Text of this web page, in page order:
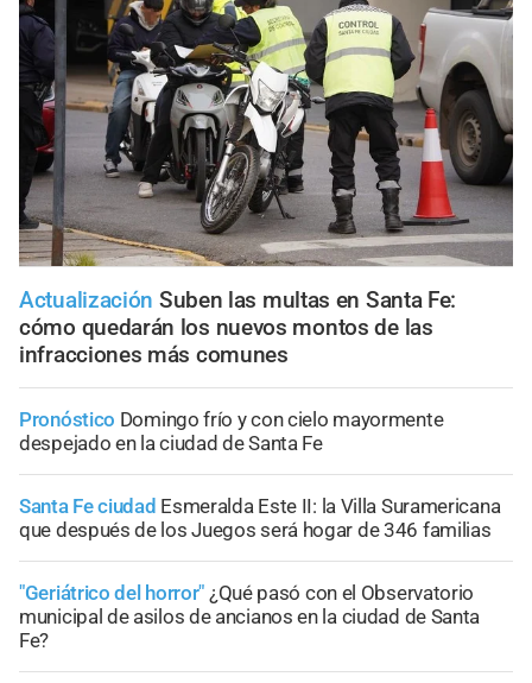
Actualización Suben las multas en Santa Fe:
cómo quedarán los nuevos montos de las
infracciones más comunes
Pronóstico Domingo frío y con cielo mayormente
despejado en la ciudad de Santa Fe
Santa Fe ciudad Esmeralda Este II: la Villa Suramericana
que después de los Juegos será hogar de 346 familias
"Geriátrico del horror" ¿Qué pasó con el Observatorio
municipal de asilos de ancianos en la ciudad de Santa
Fe?